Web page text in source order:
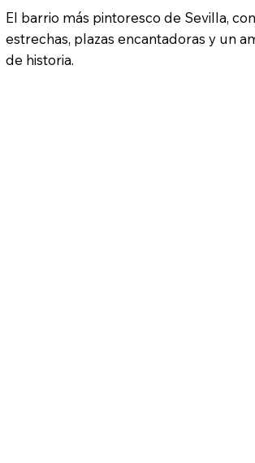
El barrio más pintoresco de Sevilla,
estrechas, plazas encantadoras y un
de historia.